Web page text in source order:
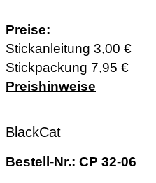
Preise:
Stickanleitung 3,00 €
Stickpackung 7,95 €
Preishinweise
BlackCat
Bestell-Nr.: CP 32-06